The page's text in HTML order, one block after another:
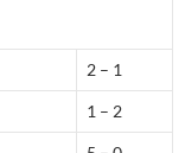
2 – 1
1 – 2